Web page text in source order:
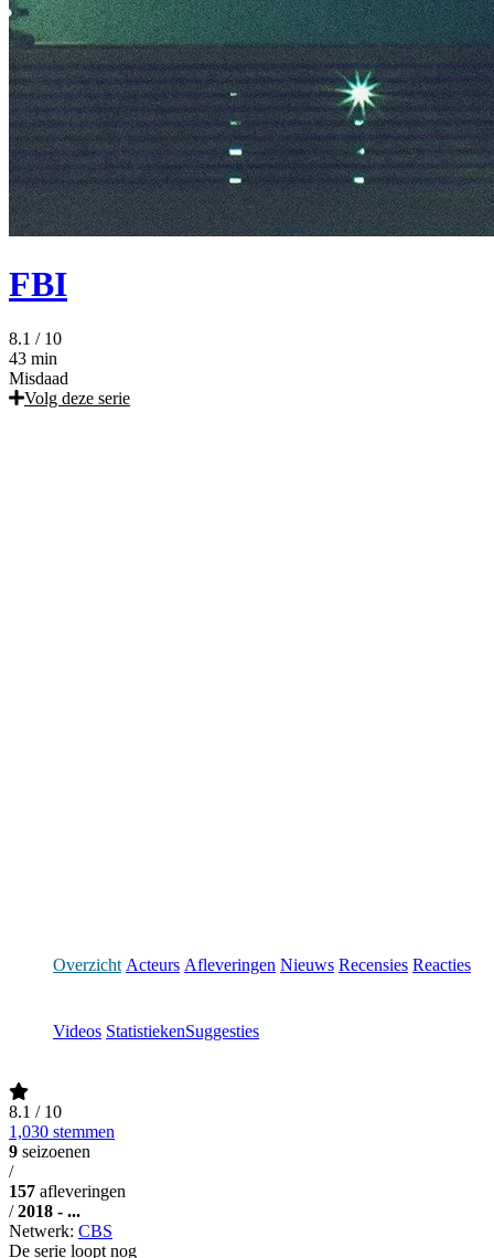
FBI
8.1 / 10
43 min
Misdaad
Volg deze serie
Overzicht Acteurs Afleveringen Nieuws Recensies Reacties
Videos StatistiekenSuggesties
8.1 / 10
1,030 stemmen
9 seizoenen
/
157 afleveringen
/ 2018 - ...
Netwerk: CBS
De serie loopt nog